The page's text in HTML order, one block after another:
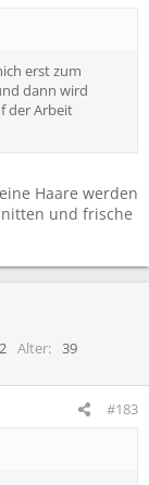
erst zum
dann wird
der Arbeit
Haare werden
und frische
Alter
39
#183